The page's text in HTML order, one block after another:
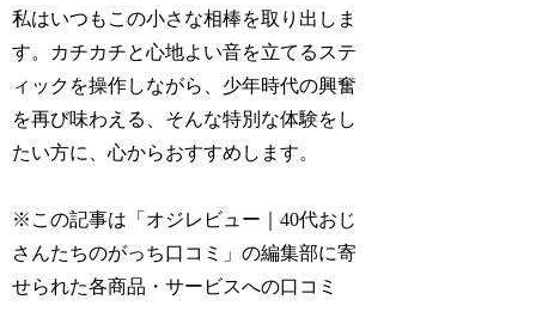
私はいつもこの小さな相棒を取り出しま
す。カチカチと心地よい音を立てるステ
ィックを操作しながら、少年時代の興奮
を再び味わえる、そんな特別な体験をし
たい方に、心からおすすめします。
※この記事は「オジレビュー｜40代おじ
さんたちのがっち口コミ」の編集部に寄
せられた各商品・サービスへの口コミ